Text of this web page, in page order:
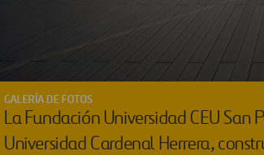
GALERÍA DE FOTOS
La Fundación Universidad CEU
Universidad Cardenal Herrera,